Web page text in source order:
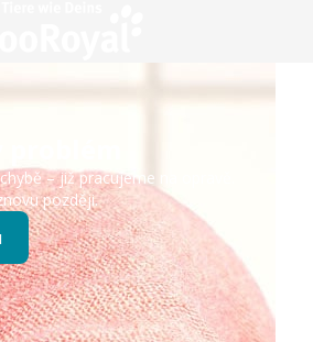
– již pracujeme na opravě.
později.